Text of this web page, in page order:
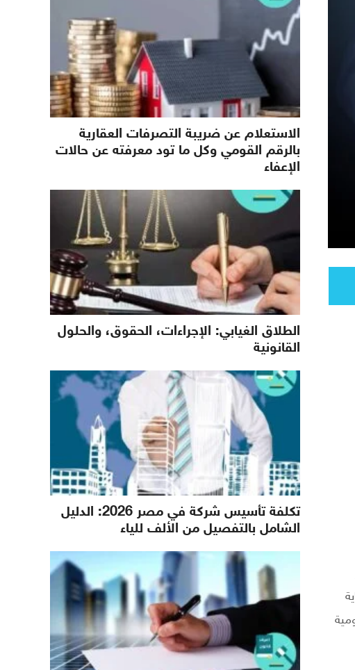
الاستعلام عن ضريبة التصرفات العقارية
بالرقم القومي وكل ما تود معرفته عن حالات
الإعفاء
الطلاق الغيابي: الإجراءات، الحقوق، والحلول
القانونية
تكلفة تأسيس شركة في مصر 2026: الدليل
الشامل بالتفصيل من الألف للياء